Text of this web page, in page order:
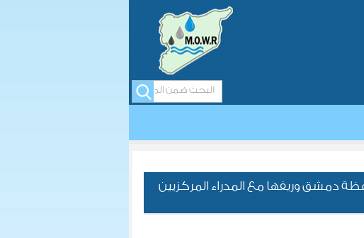
دمشق وريفها مع المدراء المركزيين